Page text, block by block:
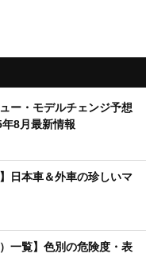
ー・モデルチェンジ予想
8月最新情報
日本車＆外車の珍しいマ
一覧】色別の危険度・表